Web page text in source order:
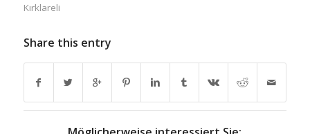
Kırklareli
Share this entry